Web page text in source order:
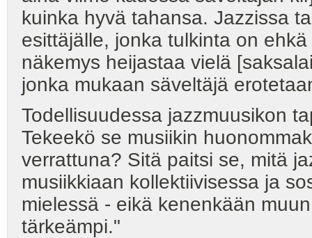
kuinka hyvä tahansa. Jazzissa
esittäjälle, jonka tulkinta on
näkemys heijastaa vielä
jonka mukaan säveltäjä
Todellisuudessa jazzmuusikon
Tekeekö se musiikin
verrattuna? Sitä paitsi se, mitä
musiikkiaan kollektiivisessa ja
mielessä - eikä kenenkään
tärkeämpi."